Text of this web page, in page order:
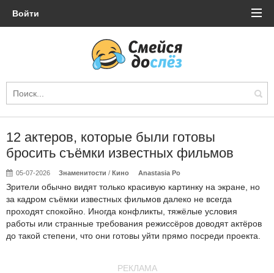
Войти
12 актеров, которые были готовы
бросить съёмки известных фильмов
05-07-2026 Знаменитости /Кино Anastasia Po
Зрители обычно видят только красивую картинку на экране, но
за кадром съёмки известных фильмов далеко не всегда
проходят спокойно. Иногда конфликты, тяжёлые условия
работы или странные требования режиссёров доводят актёров
до такой степени, что они готовы уйти прямо посреди проекта.
РЕКЛАМА